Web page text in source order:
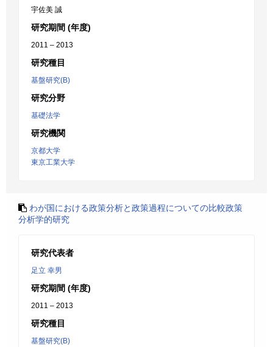
宇佐美 誠
研究期間 (年度)
2011 – 2013
研究種目
基盤研究(B)
研究分野
基礎法学
研究機関
京都大学
東京工業大学
わが国における政策分析と政策過程についての比較政策
分析学的研究
研究代表者
足立 幸男
研究期間 (年度)
2011 – 2013
研究種目
基盤研究(B)